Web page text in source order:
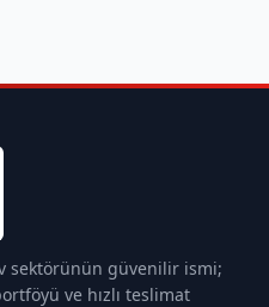
sektörünün güvenilir ismi;
ve hızlı teslimat